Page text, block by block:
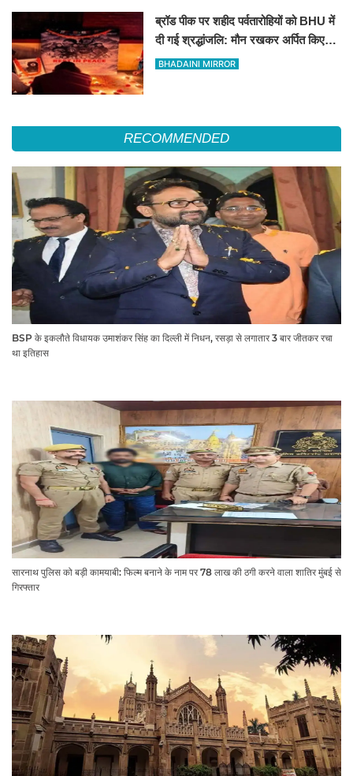
ब्रॉड पीक पर शहीद पर्वतारोहियों को BHU में
दी गई श्रद्धांजलि: मौन रखकर अर्पित किए
पुष्प
BHADAINI MIRROR
RECOMMENDED
BSP के इकलौते विधायक उमाशंकर सिंह का दिल्ली में निधन, रसड़ा से लगातार 3 बार जीतकर रचा
था इतिहास
सारनाथ पुलिस को बड़ी कामयाबी: फिल्म बनाने के नाम पर 78 लाख की ठगी करने वाला शातिर मुंबई से
गिरफ्तार